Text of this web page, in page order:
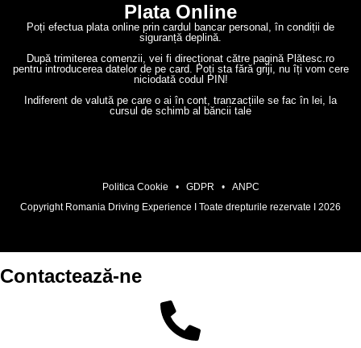
Plata Online
Poți efectua plata online prin cardul bancar personal, în condiții de
siguranță deplină.
După trimiterea comenzii, vei fi direcționat către pagină Plătesc.ro
pentru introducerea datelor de pe card. Poți sta fără griji, nu îți vom cere
niciodată codul PIN!
Indiferent de valută pe care o ai în cont, tranzacțiile se fac în lei, la
cursul de schimb al băncii tale
Politica Cookie • GDPR • ANPC
Copyright Romania Driving Experience I Toate drepturile rezervate I 2026
Contactează-ne